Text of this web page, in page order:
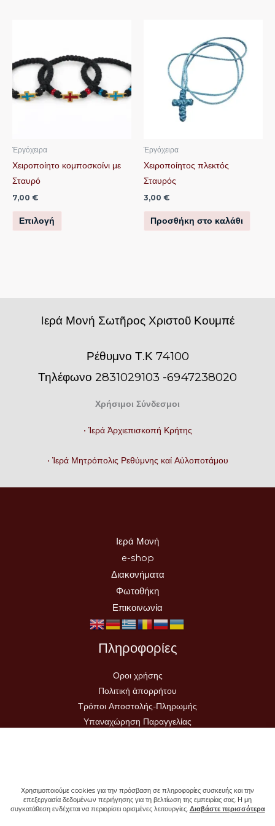
Ἐργόχειρα
Χειροποίητο κομποσκοίνι με
Σταυρό
7,00 €
Επιλογή
προϊόν
πολλαπλές
παραλλαγές.
να
σελίδα
Ἐργόχειρα
Χειροποίητος πλεκτός
Σταυρός
3,00 €
Προσθήκη στο καλάθι
Iερά Μονή Σωτῆρος Χριστοῦ Κουμπέ
Ρέθυμνο Τ.Κ 74100
Τηλέφωνο 2831029103 -6947238020
Χρήσιμοι Σύνδεσμοι
• Ἱερά Ἀρχιεπισκοπή Κρήτης
• Ἱερά Μητρόπολις Ρεθύμνης καί Αὐλοποτάμου
Ιερά Μονή
e-shop
Διακονήματα
Φωτοθήκη
Επικοινωνία
Πληροφορίες
Οροι χρήσης
Πολιτική ἀπορρήτου
Τρόποι Αποστολής-Πληρωμής
Υπαναχώρηση Παραγγελίας
Χρησιμοποιούμε cookies για την πρόσβαση σε πληροφορίες συσκευής και την
επεξεργασία δεδομένων περιήγησης για τη βελτίωση της εμπειρίας σας. Η μη
συγκατάθεση ενδέχεται να περιορίσει ορισμένες λειτουργίες. Διαβάστε περισσότερα